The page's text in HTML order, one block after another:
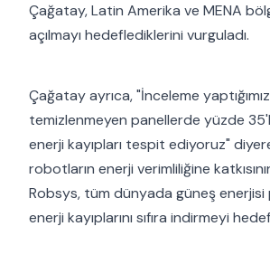
Çağatay, Latin Amerika ve MENA
açılmayı hedeflediklerini vurguladı.
Çağatay ayrıca, "İnceleme
temizlenmeyen panellerde yüzde
enerji kayıpları tespit ediyoruz"
robotların enerji verimliliğine
Robsys, tüm dünyada güneş enerjisi
enerji kayıplarını sıfıra indirmeyi